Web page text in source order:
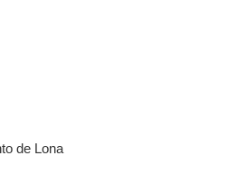
de Lona